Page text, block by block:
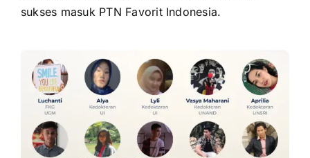
sukses masuk PTN Favorit Indonesia.